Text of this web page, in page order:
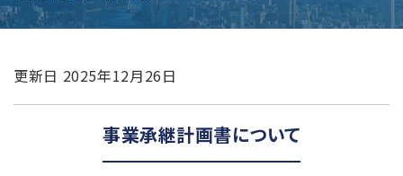
更新日 2025年12月26日
事業承継計画書について